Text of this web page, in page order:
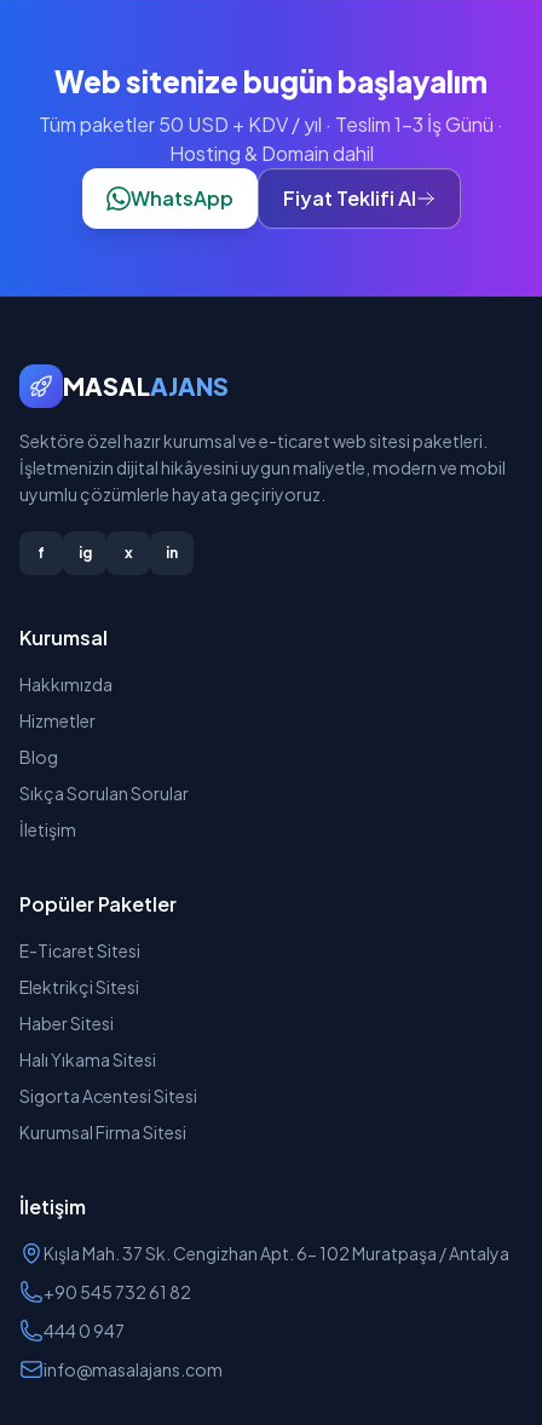
Web sitenize bugün başlayalım
Tüm paketler 50 USD + KDV / yıl · Teslim 1-3 İş Günü ·
Hosting & Domain dahil
WhatsApp
Fiyat Teklifi Al
MASALAJANS
Sektöre özel hazır kurumsal ve e-ticaret web sitesi paketleri.
İşletmenizin dijital hikâyesini uygun maliyetle, modern ve mobil
uyumlu çözümlerle hayata geçiriyoruz.
f ig x in
Kurumsal
Hakkımızda
Hizmetler
Blog
Sıkça Sorulan Sorular
İletişim
Popüler Paketler
E-Ticaret Sitesi
Elektrikçi Sitesi
Haber Sitesi
Halı Yıkama Sitesi
Sigorta Acentesi Sitesi
Kurumsal Firma Sitesi
İletişim
Kışla Mah. 37 Sk. Cengizhan Apt. 6- 102 Muratpaşa / Antalya
+90 545 732 61 82
444 0 947
info@masalajans.com